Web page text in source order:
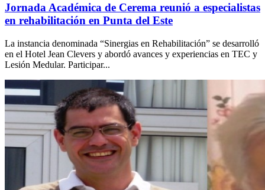
Jornada Académica de Cerema reunió a especialistas
en rehabilitación en Punta del Este
La instancia denominada “Sinergias en Rehabilitación” se desarrolló
en el Hotel Jean Clevers y abordó avances y experiencias en TEC y
Lesión Medular. Participar...